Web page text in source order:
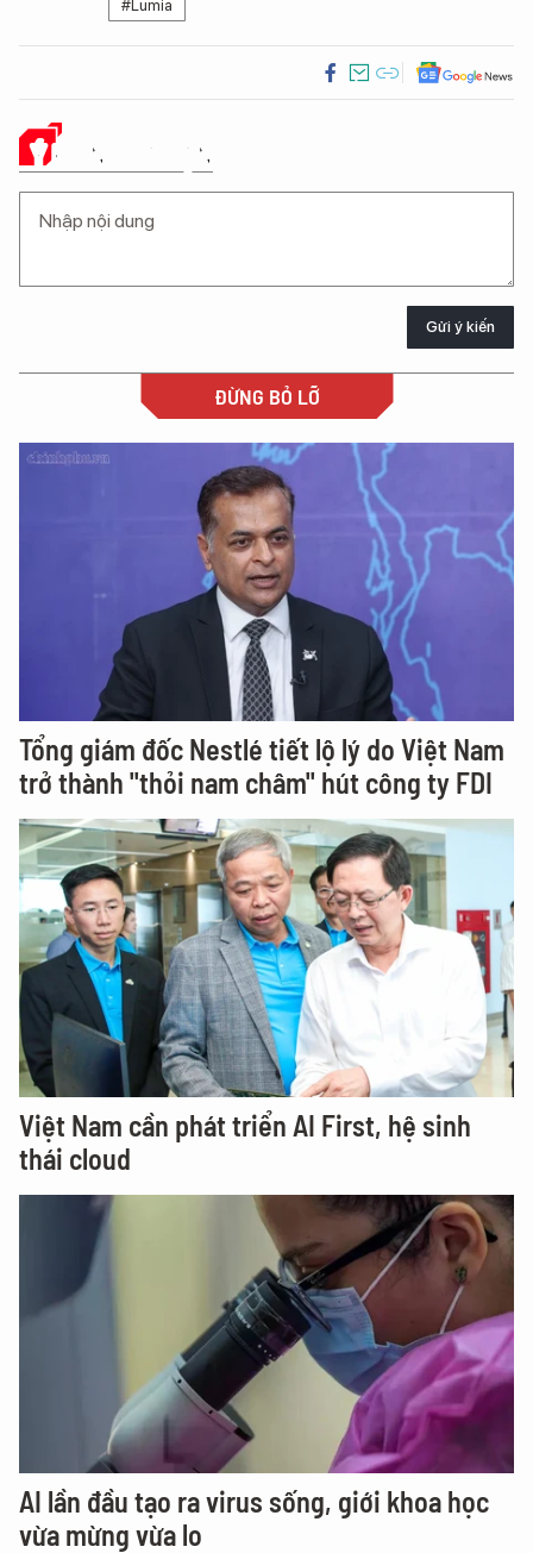
#Lumia
Ý KIẾN CỦA BẠN
Gửi ý kiến
ĐỪNG BỎ LỠ
Tổng giám đốc Nestlé tiết lộ lý do Việt Nam
trở thành "thỏi nam châm" hút công ty FDI
Việt Nam cần phát triển AI First, hệ sinh
thái cloud
AI lần đầu tạo ra virus sống, giới khoa học
vừa mừng vừa lo